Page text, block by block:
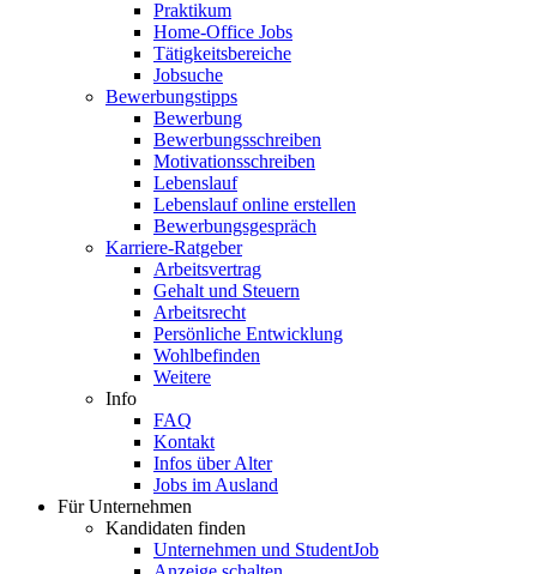
Praktikum
Home-Office Jobs
Tätigkeitsbereiche
Jobsuche
Bewerbungstipps
Bewerbung
Bewerbungsschreiben
Motivationsschreiben
Lebenslauf
Lebenslauf online erstellen
Bewerbungsgespräch
Karriere-Ratgeber
Arbeitsvertrag
Gehalt und Steuern
Arbeitsrecht
Persönliche Entwicklung
Wohlbefinden
Weitere
Info
FAQ
Kontakt
Infos über Alter
Jobs im Ausland
Für Unternehmen
Kandidaten finden
Unternehmen und StudentJob